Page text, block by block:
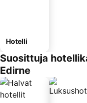
Hotelli
Suosittuja
Edirne